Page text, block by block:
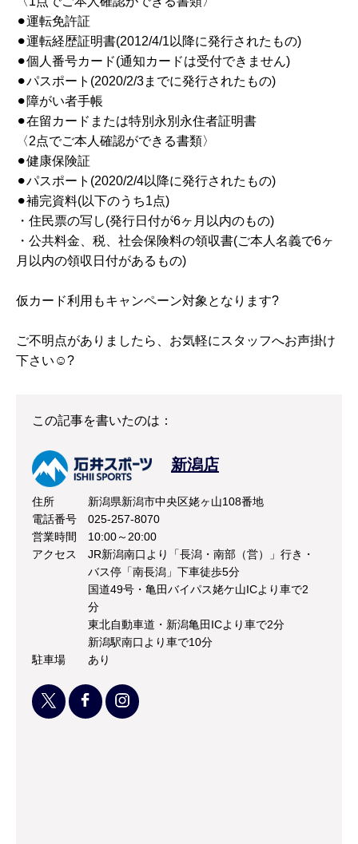
⚫︎運転免許証
⚫︎運転経歴証明書(2012/4/1以降に発行されたもの)
⚫︎個人番号カード(通知カードは受付できません)
⚫︎パスポート(2020/2/3までに発行されたもの)
⚫︎障がい者手帳
⚫︎在留カードまたは特別永別永住者証明書
〈2点でご本人確認ができる書類〉
⚫︎健康保険証
⚫︎パスポート(2020/2/4以降に発行されたもの)
⚫︎補完資料(以下のうち1点)
・住民票の写し(発行日付が6ヶ月以内のもの)
・公共料金、税、社会保険料の領収書(ご本人名義で6ヶ
月以内の領収日付があるもの)
仮カード利用もキャンペーン対象となります?
ご不明点がありましたら、お気軽にスタッフへお声掛け
下さい☺️?
この記事を書いたのは：
新潟店
住所
新潟県新潟市中央区姥ヶ山108番地
電話番号
025-257-8070
営業時間
10:00～20:00
アクセス
JR新潟南口より「長潟・南部（営）」行き・
バス停「南長潟」下車徒歩5分
国道49号・亀田バイパス姥ケ山ICより車で2
分
東北自動車道・新潟亀田ICより車で2分
新潟駅南口より車で10分
駐車場
あり